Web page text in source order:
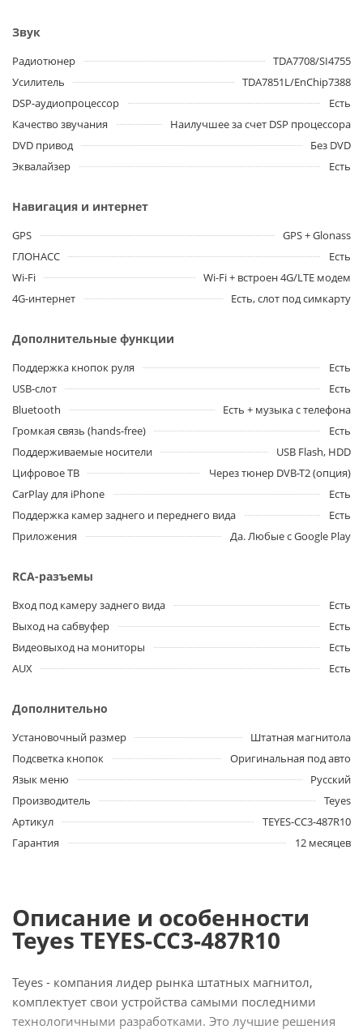
Звук
Радиотюнер
TDA7708/SI4755
Усилитель
TDA7851L/EnChip7388
DSP-аудиопроцессор
Есть
Качество звучания
Наилучшее за счет DSP процессора
DVD привод
Без DVD
Эквалайзер
Есть
Навигация и интернет
GPS
GPS + Glonass
ГЛОНАСС
Есть
Wi-Fi
Wi-Fi + встроен 4G/LTE модем
4G-интернет
Есть, слот под симкарту
Дополнительные функции
Поддержка кнопок руля
Есть
USB-слот
Есть
Bluetooth
Есть + музыка с телефона
Громкая связь (hands-free)
Есть
Поддерживаемые носители
USB Flash, HDD
Цифровое ТВ
Через тюнер DVB-T2 (опция)
CarPlay для iPhone
Есть
Поддержка камер заднего и переднего вида
Есть
Приложения
Да. Любые с Google Play
RCA-разъемы
Вход под камеру заднего вида
Есть
Выход на сабвуфер
Есть
Видеовыход на мониторы
Есть
AUX
Есть
Дополнительно
Установочный размер
Штатная магнитола
Подсветка кнопок
Оригинальная под авто
Язык меню
Русский
Производитель
Teyes
Артикул
TEYES-CC3-487R10
Гарантия
12 месяцев
Описание и особенности
Teyes TEYES-CC3-487R10
Teyes - компания лидер рынка штатных магнитол,
комплектует свои устройства самыми последними
технологичными разработками. Это лучшие решения